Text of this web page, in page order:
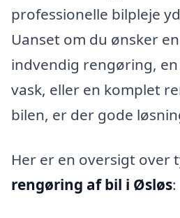
professionelle bilpleje
Uanset om du ønsker
indvendig rengøring,
vask, eller en komplet
bilen, er der gode
Her er en oversigt over
rengøring af bil i Øsløs: